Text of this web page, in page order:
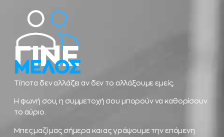
ΓΙΝΕ
ΜΕΛΟΣ
Τίποτα δεν αλλάζει αν δεν το αλλάξουμε εμείς.
Η φωνή σου, η συμμετοχή σου μπορούν να καθορίσουν
το αύριο.
Μπες μαζί μας σήμερα και ας γράψουμε την επόμενη